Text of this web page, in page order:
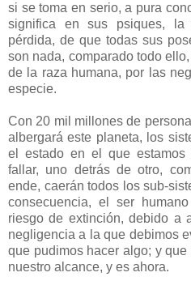
si se toma en serio, a pura
significa en sus psiques,
pérdida, de que todas sus
son nada, comparado todo
de la raza humana, por las
especie.
Con 20 mil millones de
albergará este planeta, los
el estado en el que estamos
fallar, uno detrás de otro,
ende, caerán todos los sub-
consecuencia, el ser
riesgo de extinción, debido a
negligencia a la que debimos
que pudimos hacer algo; y
nuestro alcance, y es ahora.